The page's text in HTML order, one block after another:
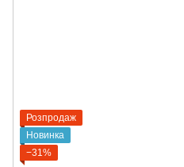
Розпродаж
Новинка
−31%